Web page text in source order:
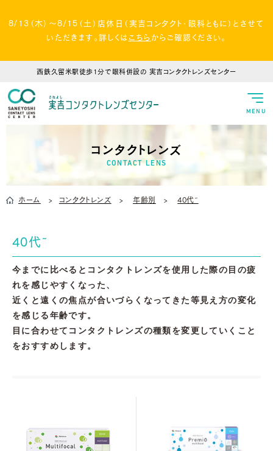
8/13（木）～8/15（土）店休日（実吉コンタクト・眼科ともに）とさせて
いただきます。詳しくは こちら からご確認ください。
西鉄久留米駅徒歩1分で眼科併設の 実吉コンタクトレンズセンター
MENU
コンタクトレンズ
CONTACT LENS
ホーム コンタクトレンズ 年齢別 40代~
40代~
今までに比べるとコンタクトレンズを使用した際の目の疲
れを感じやすくなった、
近くと遠くの焦点が合いづらくなってきた等見え方の変化
を感じる年齢です。
目に合わせてコンタクトレンズの種類を変更していくこと
をおすすめします。